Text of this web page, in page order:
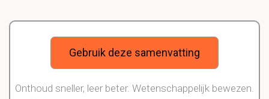
Gebruik deze samenvatting
Onthoud sneller, leer beter. Wetenschappelijk bewezen.